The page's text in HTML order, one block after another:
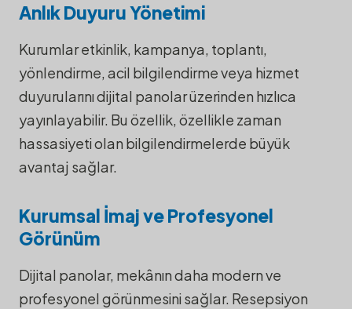
Anlık Duyuru Yönetimi
Kurumlar etkinlik, kampanya, toplantı,
yönlendirme, acil bilgilendirme veya hizmet
duyurularını dijital panolar üzerinden hızlıca
yayınlayabilir. Bu özellik, özellikle zaman
hassasiyeti olan bilgilendirmelerde büyük
avantaj sağlar.
Kurumsal İmaj ve Profesyonel
Görünüm
Dijital panolar, mekânın daha modern ve
profesyonel görünmesini sağlar. Resepsiyon